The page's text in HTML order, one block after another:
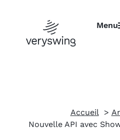
Menu
Accueil
Nouvelle API avec